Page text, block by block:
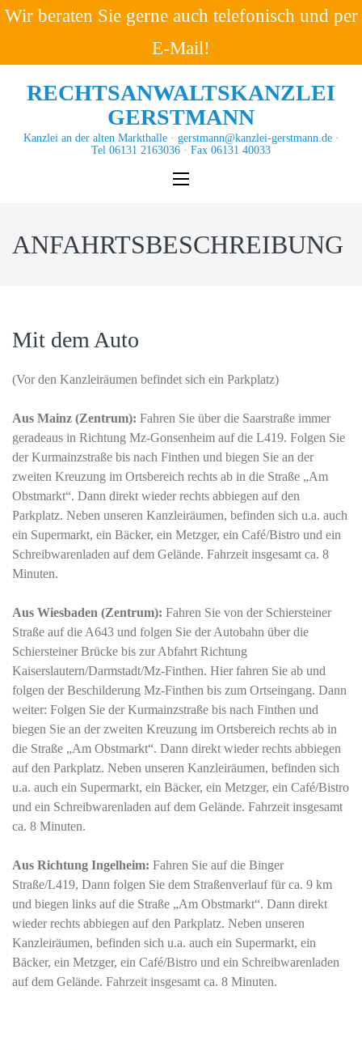
RECHTSANWALTSKANZLEI
GERSTMANN
Kanzlei an der alten Markthalle · gerstmann@kanzlei-gerstmann.de ·
Tel 06131 2163036 · Fax 06131 40033
ANFAHRTSBESCHREIBUNG
Mit dem Auto
(Vor den Kanzleiräumen befindet sich ein Parkplatz)
Aus Mainz (Zentrum): Fahren Sie über die Saarstraße immer
geradeaus in Richtung Mz-Gonsenheim auf die L419. Folgen Sie
der Kurmainzstraße bis nach Finthen und biegen Sie an der
zweiten Kreuzung im Ortsbereich rechts ab in die Straße „Am
Obstmarkt“. Dann direkt wieder rechts abbiegen auf den
Parkplatz. Neben unseren Kanzleiräumen, befinden sich u.a. auch
ein Supermarkt, ein Bäcker, ein Metzger, ein Café/Bistro und ein
Schreibwarenladen auf dem Gelände. Fahrzeit insgesamt ca. 8
Minuten.
Aus Wiesbaden (Zentrum): Fahren Sie von der Schiersteiner
Straße auf die A643 und folgen Sie der Autobahn über die
Schiersteiner Brücke bis zur Abfahrt Richtung
Kaiserslautern/Darmstadt/Mz-Finthen. Hier fahren Sie ab und
folgen der Beschilderung Mz-Finthen bis zum Ortseingang. Dann
weiter: Folgen Sie der Kurmainzstraße bis nach Finthen und
biegen Sie an der zweiten Kreuzung im Ortsbereich rechts ab in
die Straße „Am Obstmarkt“. Dann direkt wieder rechts abbiegen
auf den Parkplatz. Neben unseren Kanzleiräumen, befinden sich
u.a. auch ein Supermarkt, ein Bäcker, ein Metzger, ein Café/Bistro
und ein Schreibwarenladen auf dem Gelände. Fahrzeit insgesamt
ca. 8 Minuten.
Aus Richtung Ingelheim: Fahren Sie auf die Binger
Straße/L419, Dann folgen Sie dem Straßenverlauf für ca. 9 km
und biegen links auf die Straße „Am Obstmarkt“. Dann direkt
wieder rechts abbiegen auf den Parkplatz. Neben unseren
Kanzleiräumen, befinden sich u.a. auch ein Supermarkt, ein
Bäcker, ein Metzger, ein Café/Bistro und ein Schreibwarenladen
auf dem Gelände. Fahrzeit insgesamt ca. 8 Minuten.